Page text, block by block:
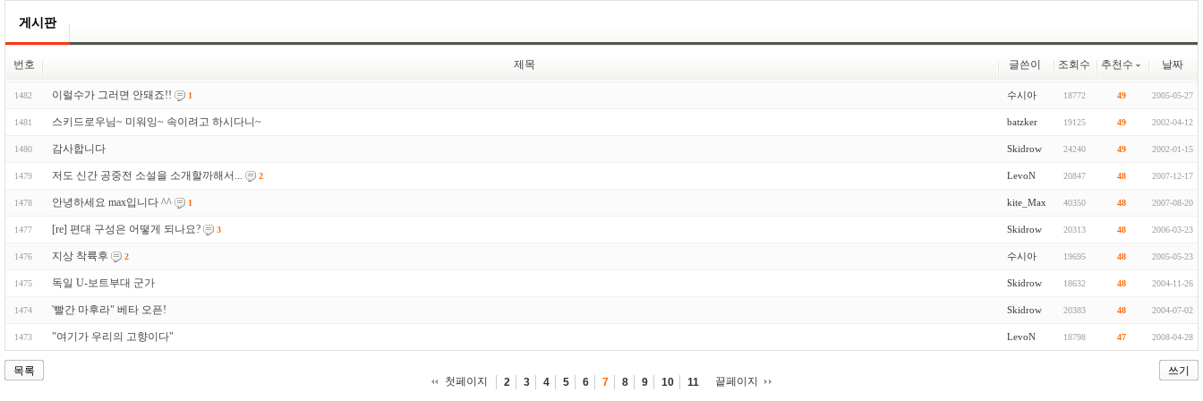
게시판
번호 제목 글쓴이 조회수 추천수 날짜
1482 이럴수가 그러면 안돼죠!! 1 수시아 18772 49 2005-05-27
1481 스키드로우님~ 미워잉~ 속이려고 하시다니~ batzker 19125 49 2002-04-12
1480 감사합니다 Skidrow 24240 49 2002-01-15
1479 저도 신간 공중전 소설을 소개할까해서... 2 LevoN 20847 48 2007-12-17
1478 안녕하세요 max입니다 ^^ 1 kite_Max 40350 48 2007-08-20
1477 [re] 편대 구성은 어떻게 되나요? 3 Skidrow 20313 48 2006-03-23
1476 지상 착륙후 2 수시아 19695 48 2005-05-23
1475 독일 U-보트부대 군가 Skidrow 18632 48 2004-11-26
1474 '빨간 마후라" 베타 오픈! Skidrow 20383 48 2004-07-02
1473 "여기가 우리의 고향이다" LevoN 18798 47 2008-04-28
목록
쓰기
첫페이지
2 3 4 5 6 7 8 9 10 11 끝페이지